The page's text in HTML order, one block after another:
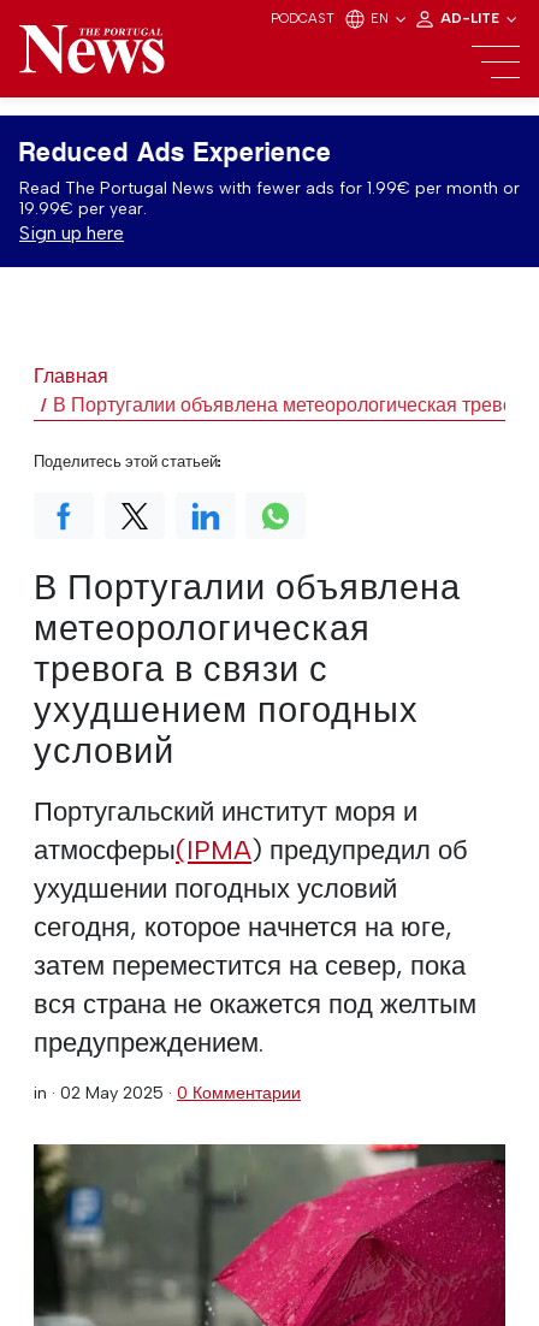
PODCAST EN AD-LITE
Reduced Ads Experience
Read The Portugal News with fewer ads for 1.99€ per month or
19.99€ per year.
Sign up here
Главная
В Португалии объявлена метеорологическая
В Португалии объявлена
метеорологическая
тревога в связи с
ухудшением погодных
условий
Португальский институт моря и
атмосферы(IPMA) предупредил об
ухудшении погодных условий
сегодня, которое начнется на юге,
затем переместится на север, пока
вся страна не окажется под желтым
предупреждением.
in · 02 May 2025 · 0 Комментарии
Поделитесь этой статьей: